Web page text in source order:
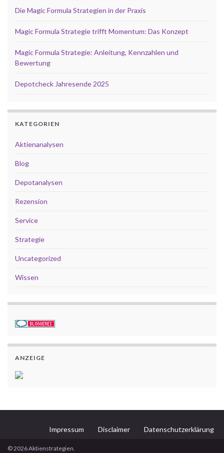
Die Magic Formula Strategien in der Praxis
Magic Formula Strategie trifft Momentum: Das Konzept
Magic Formula Strategie: Anleitung, Kennzahlen und
Bewertung
Depotcheck Jahresende 2025
KATEGORIEN
Aktienanalysen
Blog
Depotanalysen
Rezension
Service
Strategie
Uncategorized
Wissen
ANZEIGE
Impressum Disclaimer Datenschutzerklärung
© 2026 Aktienstrategien.